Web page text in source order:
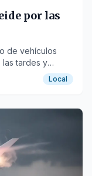
por las
de vehículos
las tardes y
colapsos. Local